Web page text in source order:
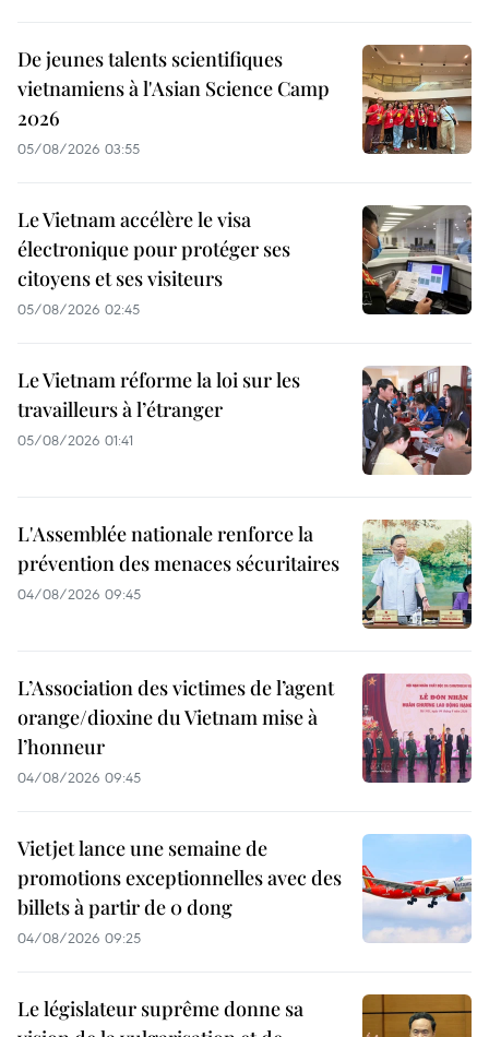
De jeunes talents scientifiques
vietnamiens à l'Asian Science Camp
2026
05/08/2026 03:55
Le Vietnam accélère le visa
électronique pour protéger ses
citoyens et ses visiteurs
05/08/2026 02:45
Le Vietnam réforme la loi sur les
travailleurs à l’étranger
05/08/2026 01:41
L'Assemblée nationale renforce la
prévention des menaces sécuritaires
04/08/2026 09:45
L’Association des victimes de l’agent
orange/dioxine du Vietnam mise à
l’honneur
04/08/2026 09:45
Vietjet lance une semaine de
promotions exceptionnelles avec des
billets à partir de 0 dong
04/08/2026 09:25
Le législateur suprême donne sa